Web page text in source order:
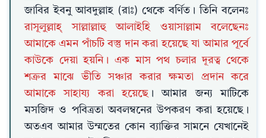
জাবির ইবনু আবদুল্লাহ (রাঃ) থেকে বর্ণিত। তিনি বলেনঃ
রাসূলুল্লাহ্‌ সাল্লাল্লাহু আলাইহি ওয়াসাল্লাম বলেছেনঃ
আমাকে এমন পাঁচটি বস্তু দান করা হয়েছে যা আমার পূর্বে
কাউকে দেয়া হয়নি। এক মাস পথ চলার দূরত্ব থেকে
শত্রুর মাঝে ভীতি সঞ্চার করার ক্ষমতা প্রদান করে
আমাকে সাহায্য করা হয়েছে । আমার জন্য মাটিকে
মসজিদ ও পবিত্রতা অবলম্বনের উপকরণ করা হয়েছে।
অতএব আমার উম্মতের কোন ব্যাক্তির সামনে যেখানেই